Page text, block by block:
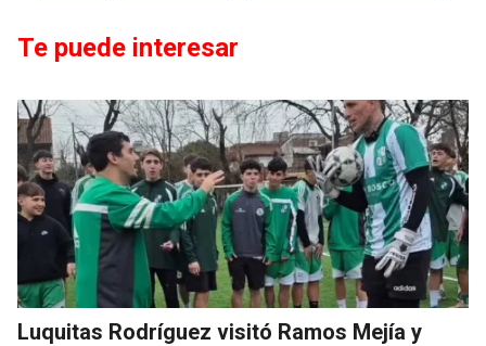
Te puede interesar
Luquitas Rodríguez visitó Ramos Mejía y